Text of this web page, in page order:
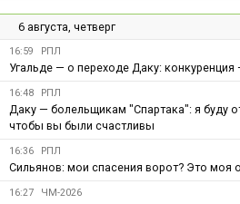
6 августа, четверг
16:59 РПЛ
Угальде — о переходе Даку: конкуренция
16:48 РПЛ
Даку — болельщикам "Спартака": я буду
чтобы вы были счастливы
16:36 РПЛ
Сильянов: мои спасения ворот? Это моя
16:27 ЧМ-2026